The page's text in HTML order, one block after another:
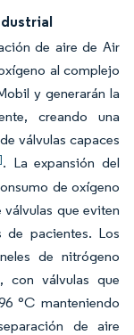
de aire de Air
al complejo
y generarán la
creando una
válvulas capaces
. La expansión del
de oxígeno
que eviten
pacientes. Los
de nitrógeno
con válvulas que
°C manteniendo
de aire